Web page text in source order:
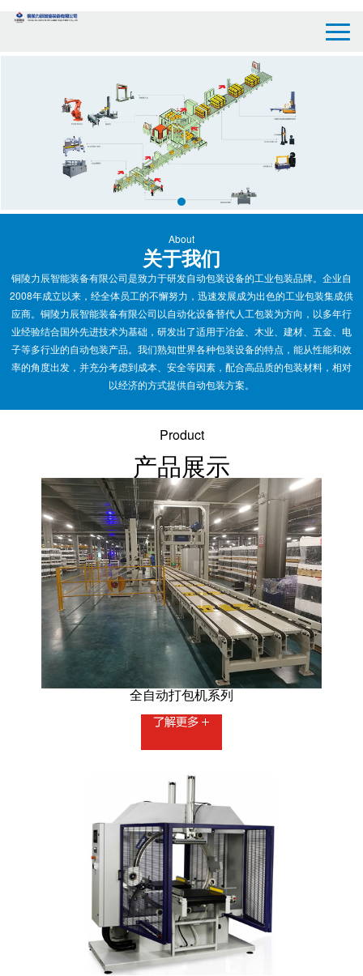
About
关于我们
铜陵力辰智能装备有限公司是致力于研发自动包装设备的工业包装品牌。企业自
2008年成立以来，经全体员工的不懈努力，迅速发展成为出色的工业包装集成供
应商。铜陵力辰智能装备有限公司以自动化设备替代人工包装为方向，以多年行
业经验结合国外先进技术为基础，研发出了适用于冶金、木业、建材、五金、电
子等多行业的自动包装产品。我们熟知世界各种包装设备的特点，能从性能和效
率的角度出发，并充分考虑到成本、安全等因素，配合高品质的包装材料，相对
以经济的方式提供自动包装方案。
Product
产品展示
全自动打包机系列